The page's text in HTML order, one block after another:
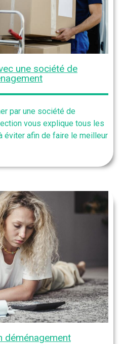
une société de
par une société de
vous explique tous les
éviter afin de faire le meilleur
déménagement